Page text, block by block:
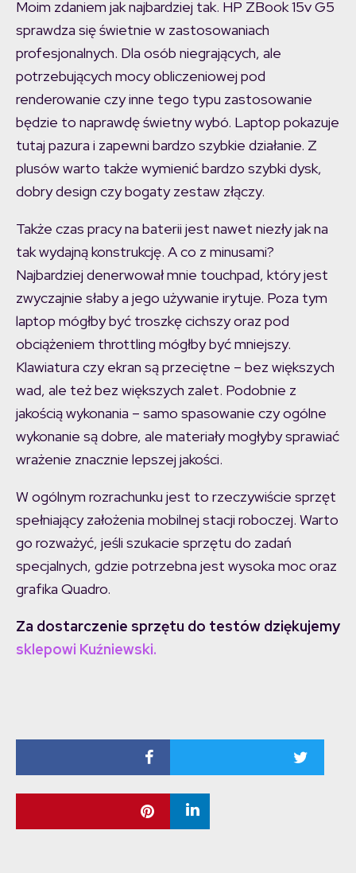
Moim zdaniem jak najbardziej tak. HP ZBook 15v G5
sprawdza się świetnie w zastosowaniach
profesjonalnych. Dla osób niegrających, ale
potrzebujących mocy obliczeniowej pod
renderowanie czy inne tego typu zastosowanie
będzie to naprawdę świetny wybó. Laptop pokazuje
tutaj pazura i zapewni bardzo szybkie działanie. Z
plusów warto także wymienić bardzo szybki dysk,
dobry design czy bogaty zestaw złączy.
Także czas pracy na baterii jest nawet niezły jak na
tak wydajną konstrukcję. A co z minusami?
Najbardziej denerwował mnie touchpad, który jest
zwyczajnie słaby a jego używanie irytuje. Poza tym
laptop mógłby być troszkę cichszy oraz pod
obciążeniem throttling mógłby być mniejszy.
Klawiatura czy ekran są przeciętne – bez większych
wad, ale też bez większych zalet. Podobnie z
jakością wykonania – samo spasowanie czy ogólne
wykonanie są dobre, ale materiały mogłyby sprawiać
wrażenie znacznie lepszej jakości.
W ogólnym rozrachunku jest to rzeczywiście sprzęt
spełniający założenia mobilnej stacji roboczej. Warto
go rozważyć, jeśli szukacie sprzętu do zadań
specjalnych, gdzie potrzebna jest wysoka moc oraz
grafika Quadro.
Za dostarczenie sprzętu do testów dziękujemy
sklepowi Kuźniewski.